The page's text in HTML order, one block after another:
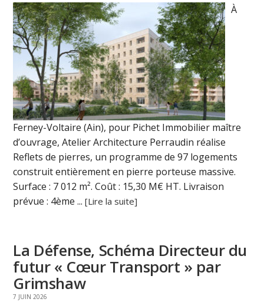
À
Ferney-Voltaire (Ain), pour Pichet Immobilier maître
d’ouvrage, Atelier Architecture Perraudin réalise
Reflets de pierres, un programme de 97 logements
construit entièrement en pierre porteuse massive.
Surface : 7 012 m². Coût : 15,30 M€ HT. Livraison
prévue : 4ème ...[Lire la suite]
La Défense, Schéma Directeur du
futur « Cœur Transport » par
Grimshaw
7 JUIN 2026